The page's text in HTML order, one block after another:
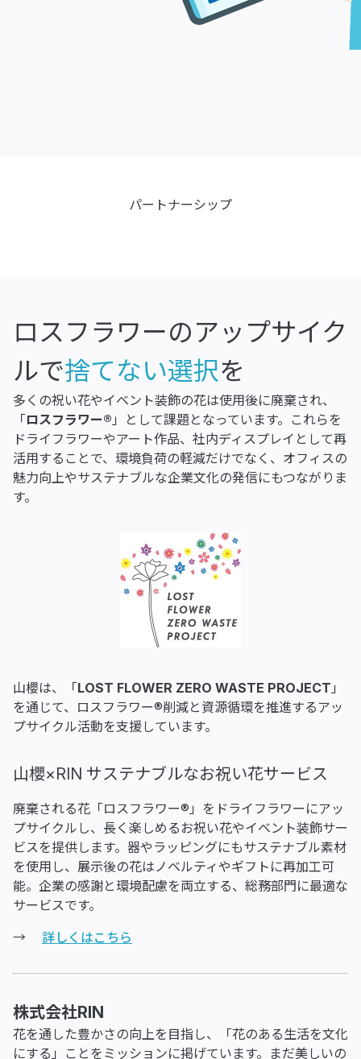
パートナーシップ
ロスフラワーのアップサイク
ルで捨てない選択を
多くの祝い花やイベント装飾の花は使用後に廃棄され、
「ロスフラワー® 」として課題となっています。これらを
ドライフラワーやアート作品、社内ディスプレイとして再
活用することで、環境負荷の軽減だけでなく、オフィスの
魅力向上やサステナブルな企業文化の発信にもつながりま
す。
山櫻は、「LOST FLOWER ZERO WASTE PROJECT 」
を通じて、ロスフラワー®削減と資源循環を推進するアッ
プサイクル活動を支援しています。
山櫻×RIN サステナブルなお祝い花サービス
廃棄される花「ロスフラワー®」をドライフラワーにアッ
プサイクルし、長く楽しめるお祝い花やイベント装飾サー
ビスを提供します。器やラッピングにもサステナブル素材
を使用し、展示後の花はノベルティやギフトに再加工可
能。企業の感謝と環境配慮を両立する、総務部門に最適な
サービスです。
→ 詳しくはこちら
株式会社RIN
花を通した豊かさの向上を目指し、「花のある生活を文化
にする」ことをミッションに掲げています。まだ美しいの